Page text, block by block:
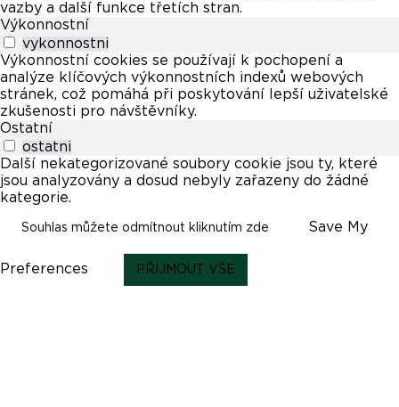
vazby a další funkce třetích stran.
Výkonnostní
vykonnostni
Výkonnostní cookies se používají k pochopení a
analýze klíčových výkonnostních indexů webových
stránek, což pomáhá při poskytování lepší uživatelské
zkušenosti pro návštěvníky.
Ostatní
ostatni
Další nekategorizované soubory cookie jsou ty, které
jsou analyzovány a dosud nebyly zařazeny do žádné
kategorie.
Souhlas můžete odmítnout kliknutím zde Save My
Preferences PŘIJMOUT VŠE